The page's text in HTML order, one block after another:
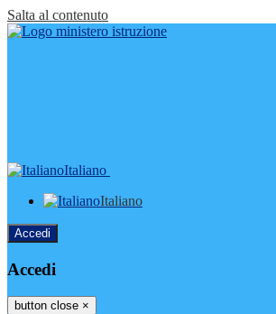
Salta al contenuto
Italiano
Italiano
Accedi
Accedi
button close ×